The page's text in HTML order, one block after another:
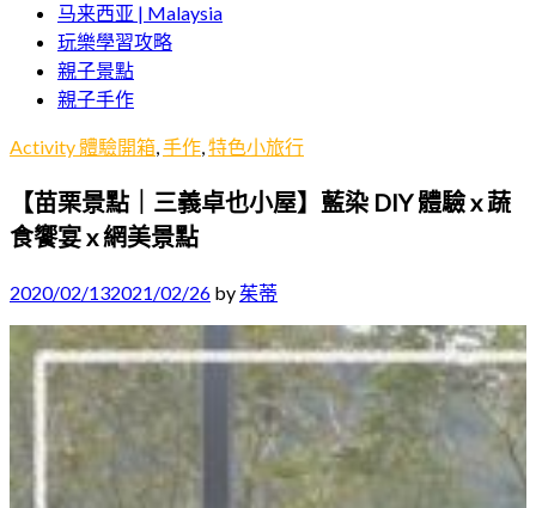
马来西亚 | Malaysia
玩樂學習攻略
親子景點
親子手作
Activity 體驗開箱,手作,特色小旅行
【苗栗景點｜三義卓也小屋】藍染 DIY 體驗 x 蔬
食饗宴 x 網美景點
2020/02/132021/02/26 by茱蒂